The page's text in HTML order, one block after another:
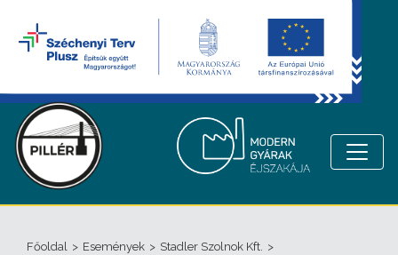
Főoldal > Események > Stadler Szolnok Kft. >